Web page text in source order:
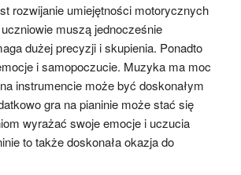
rozwijanie umiejętności motorycznych
muszą jednocześnie
dużej precyzji i skupienia. Ponadto
i samopoczucie. Muzyka ma moc
instrumencie może być doskonałym
gra na pianinie może stać się
wyrażać swoje emocje i uczucia
to także doskonała okazja do